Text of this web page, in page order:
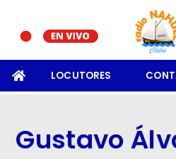
LOCUTORES
Gustavo